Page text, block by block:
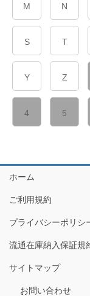
M N
S T
Y Z
4 5
ホーム
ご利用規約
プライバシーポリシ
流通在庫納入保証規
サイトマップ
お問い合わせ